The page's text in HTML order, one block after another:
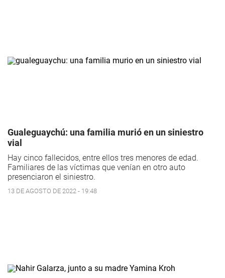
Gualeguaychú: una familia murió en un siniestro
vial
Hay cinco fallecidos, entre ellos tres menores de edad.
Familiares de las víctimas que venían en otro auto
presenciaron el siniestro.
13 DE AGOSTO DE 2022 - 19:48